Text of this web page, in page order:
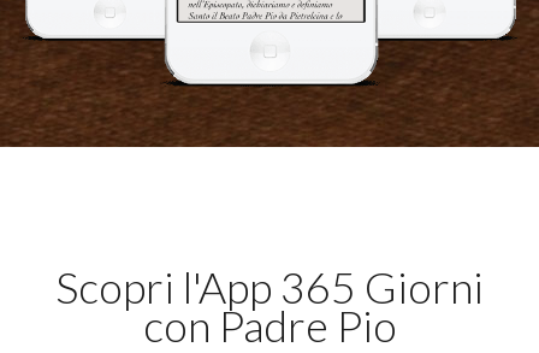
Scopri l'App 365 Giorni
con Padre Pio